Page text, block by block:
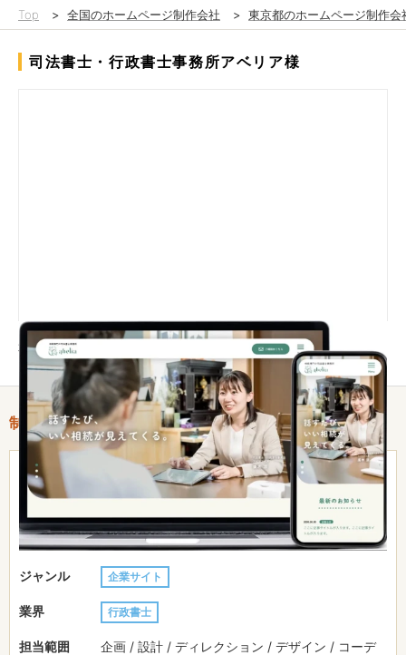
Top > 全国のホームページ制作会社 > 東京都のホームページ制作会
司法書士・行政書士事務所アベリア様
事務所名：司法書士・行政書士事務所アベリア
制作情報
費用目安 51〜100万円
URL https://good-up.co.jp/works/works_post-4354/
ジャンル 企業サイト
業界 行政書士
担当範囲
企画 / 設計 / ディレクション / デザイン / コーデ